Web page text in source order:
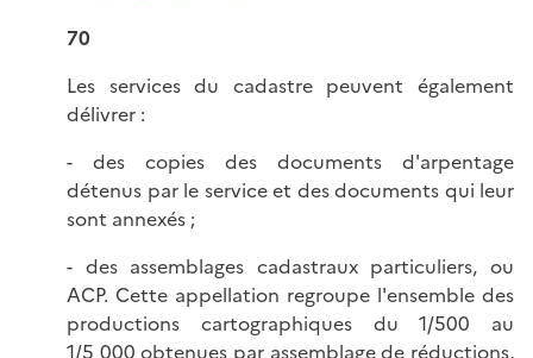
70
Les services du cadastre peuvent également
délivrer :
- des copies des documents d'arpentage
détenus par le service et des documents qui leur
sont annexés ;
- des assemblages cadastraux particuliers, ou
ACP. Cette appellation regroupe l'ensemble des
productions cartographiques du 1/500 au